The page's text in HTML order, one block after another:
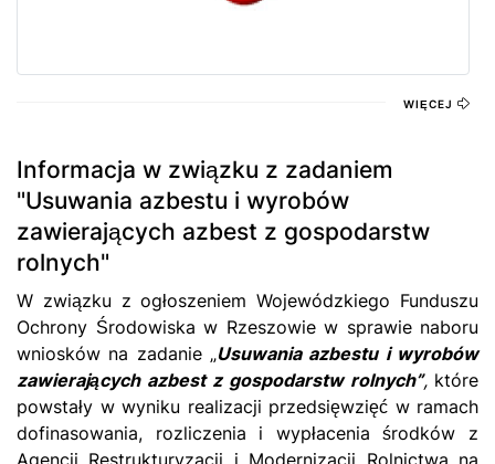
WIĘCEJ
Informacja w związku z zadaniem
"Usuwania azbestu i wyrobów
zawierających azbest z gospodarstw
rolnych"
W związku z ogłoszeniem Wojewódzkiego Funduszu
Ochrony Środowiska w Rzeszowie w sprawie naboru
wniosków na zadanie „Usuwania azbestu i wyrobów
zawierających azbest z gospodarstw rolnych”, które
powstały w wyniku realizacji przedsięwzięć w ramach
dofinasowania, rozliczenia i wypłacenia środków z
Agencji Restrukturyzacji i Modernizacji Rolnictwa na